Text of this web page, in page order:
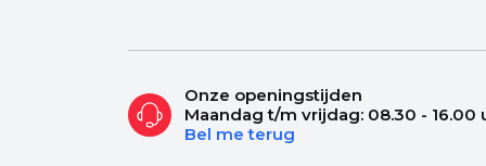
Onze openingstijden
Maandag t/m vrijdag: 08.30 - 16.00
Bel me terug